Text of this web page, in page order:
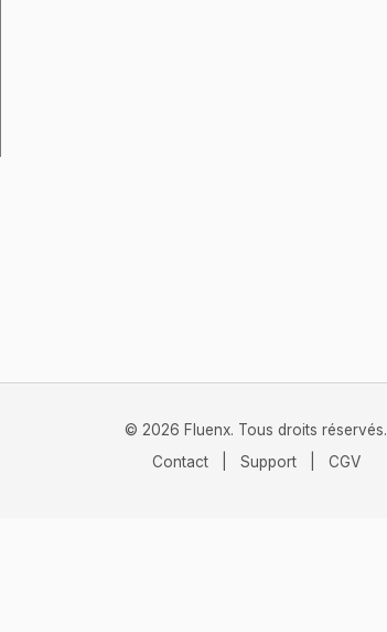
© 2026 Fluenx. Tous droits réservés.
Contact
Support CGV